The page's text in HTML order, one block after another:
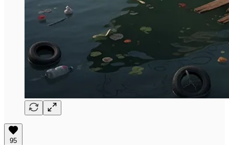
95